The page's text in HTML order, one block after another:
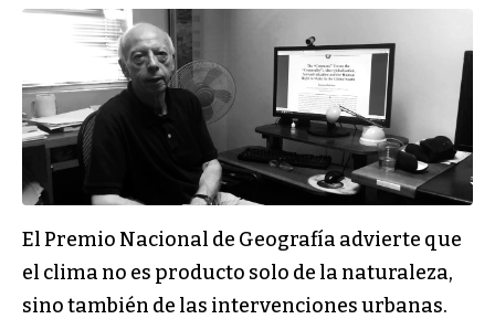
El Premio Nacional de Geografía advierte que
el clima no es producto solo de la naturaleza,
sino también de las intervenciones urbanas.